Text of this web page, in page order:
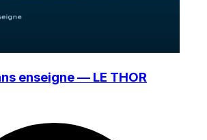
enseigne — LE THOR